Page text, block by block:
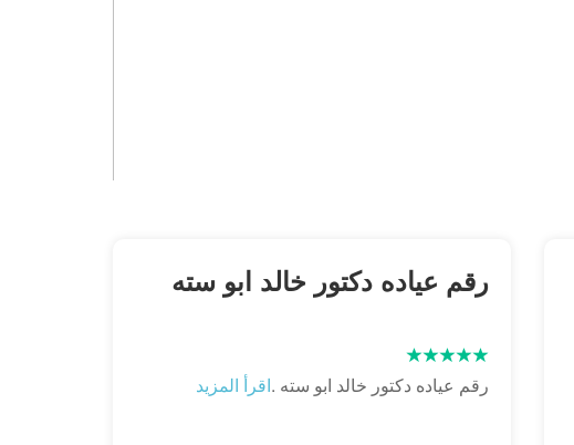
رقم عياده دكتور خالد ابو سته
رقم عياده دكتور خالد ابو سته .اقرأ المزيد